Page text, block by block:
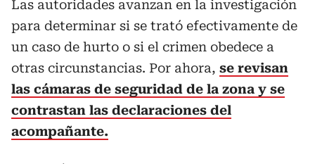
Las autoridades avanzan en la investigación
para determinar si se trató efectivamente de
un caso de hurto o si el crimen obedece a
otras circunstancias. Por ahora, se revisan
las cámaras de seguridad de la zona y se
contrastan las declaraciones del
acompañante.